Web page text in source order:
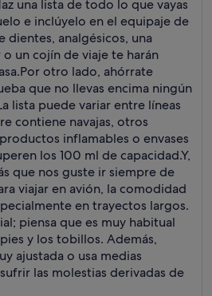
una lista de todo lo que vayas
e inclúyelo en el equipaje de
dientes, analgésicos, una
un cojín de viaje te harán
Por otro lado, ahórrate
que no llevas encima ningún
lista puede variar entre líneas
contiene navajas, otros
inflamables o envases
los 100 ml de capacidad.Y,
que nos guste ir siempre de
viajar en avión, la comodidad
en trayectos largos.
piensa que es muy habitual
y los tobillos. Además,
ajustada o usa medias
las molestias derivadas de